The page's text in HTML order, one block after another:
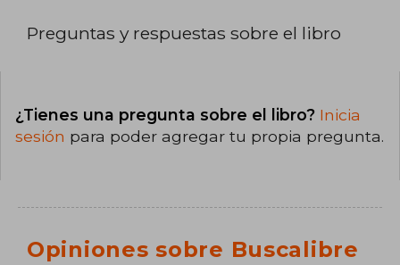
Preguntas y respuestas sobre el libro
¿Tienes una pregunta sobre el libro? Inicia
sesión para poder agregar tu propia pregunta.
Opiniones sobre Buscalibre